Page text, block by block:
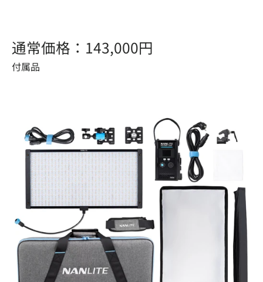
通常価格：143,000円
付属品